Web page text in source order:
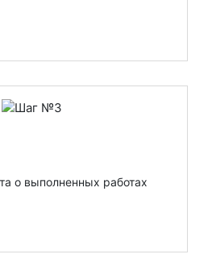
о выполненных работах